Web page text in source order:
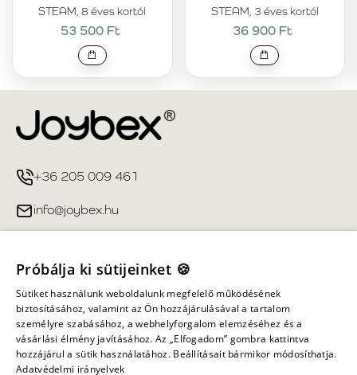
STEAM, 8 éves kortól
53 500 Ft
STEAM, 3 éves kortól
36 900 Ft
+36 205 009 461
info@joybex.hu
Fiókom
Információ
Próbálja ki sütijeinket 🍪
Sütiket használunk weboldalunk megfelelő működésének
biztosításához, valamint az Ön hozzájárulásával a tartalom
személyre szabásához, a webhelyforgalom elemzéséhez és a
vásárlási élmény javításához. Az „Elfogadom” gombra kattintva
hozzájárul a sütik használatához. Beállításait bármikor módosíthatja.
Adatvédelmi irányelvek